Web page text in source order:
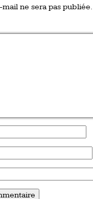
mail ne sera pas publiée.